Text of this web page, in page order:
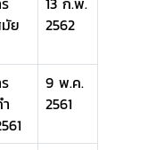
ย
2562
9 พ.ค.
2561